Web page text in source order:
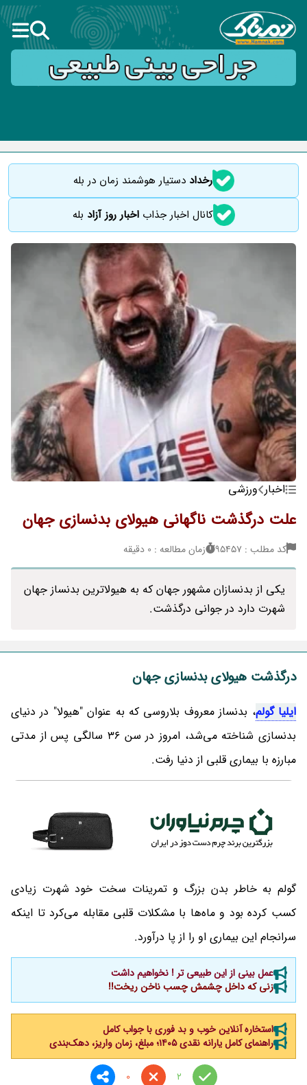
رخداددستیار هوشمند زمان در بله
کانال اخبار جذاباخبار روز آزاد بله
اخبار ورزشی
علت درگذشت ناگهانی هیولای بدنسازی جهان
کد مطلب : 95457 زمان مطالعه : 0 دقیقه
یکی از بدنسازان مشهور جهان که به هیولاترین بدنساز جهان
شهرت دارد در جوانی درگذشت.
درگذشت هیولای بدنسازی جهان
ایلیا گولم، بدنساز معروف بلاروسی که به عنوان "هیولا" در دنیای
بدنسازی شناخته می‌شد، امروز در سن 36 سالگی پس از مدتی
مبارزه با بیماری قلبی از دنیا رفت.
گولم به خاطر بدن بزرگ و تمرینات سخت خود شهرت زیادی
کسب کرده بود و ماه‌ها با مشکلات قلبی مقابله می‌کرد تا اینکه
سرانجام این بیماری او را از پا درآورد.
عمل بینی از این طبیعی تر ! نخواهیم داشت
زنی که داخل چشمش چسب ناخن ریخت!!
استخاره آنلاین خوب و بد فوری با جواب کامل
راهنمای کامل یارانه نقدی ۱۴۰۵؛ مبلغ، زمان واریز، دهک‌بندی
2
0